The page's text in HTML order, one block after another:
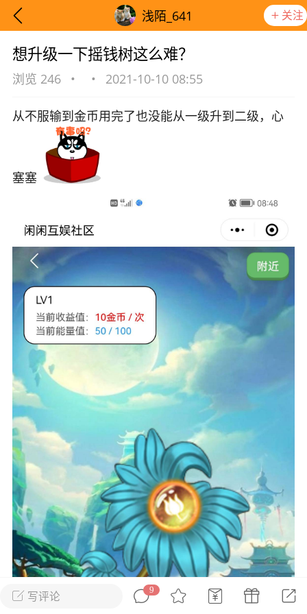
浅陌_641 关注
提示 想要更快入门社区，请阅读【新手宝典】
花农场 藏宝阁 夺宝岛 金券所 刮部落
社区入门必看指南
0.1折手游
多款游戏任君畅玩
开播时间留意通知
游戏推荐
一起体验精彩世界
近期热点
每分钟在线0，今日新注册0，孵蛋1，总用户数1947597
ʚ小鱼冻干ɞ
03-06 11:18 广东·深圳 官方社区活动
【周末了，还不来新服冲榜吗？】送现
金大奖、实物奖励，各种福利拿到手软！
写评论 9
想升级一下摇钱树这么难？
浏览 246 • • 2021-10-10 08:55
从不服输到金币用完了也没能从一级升到二级，心
塞塞